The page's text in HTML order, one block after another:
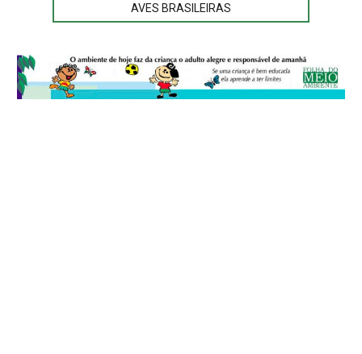
AVES BRASILEIRAS